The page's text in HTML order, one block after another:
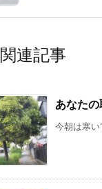
関連記事
あなたの
今朝は寒